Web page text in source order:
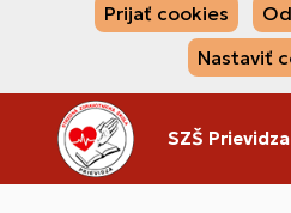
Prijať cookies
Nastaviť
SZŠ Prievidza